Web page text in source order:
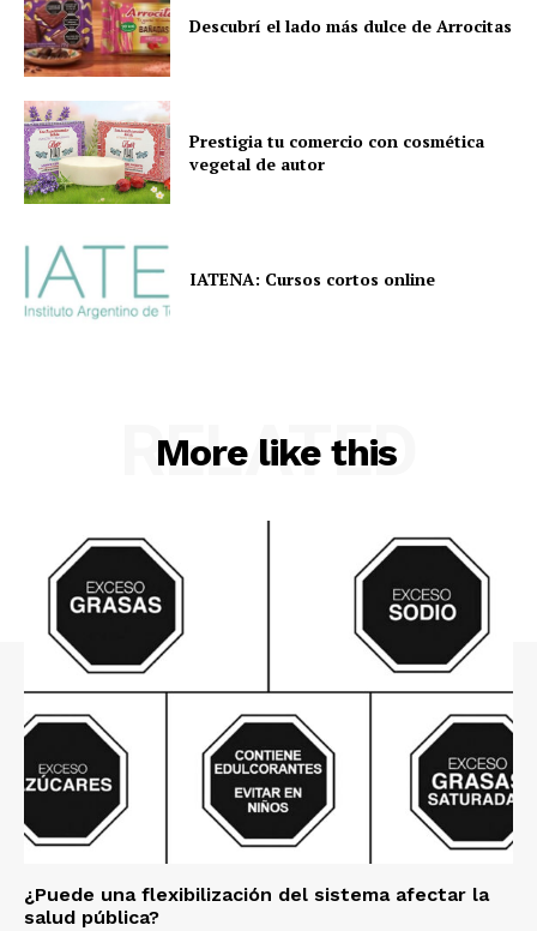
Descubrí el lado más dulce de Arrocitas
Prestigia tu comercio con cosmética
vegetal de autor
IATENA: Cursos cortos online
More like this
RELATED
¿Puede una flexibilización del sistema afectar la
salud pública?